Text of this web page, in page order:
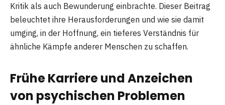
Kritik als auch Bewunderung einbrachte. Dieser Beitrag
beleuchtet ihre Herausforderungen und wie sie damit
umging, in der Hoffnung, ein tieferes Verständnis für
ähnliche Kämpfe anderer Menschen zu schaffen.
Frühe Karriere und Anzeichen
von psychischen Problemen